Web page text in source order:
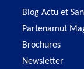
Blog Actu et
Partenamut
Brochures
Newsletter